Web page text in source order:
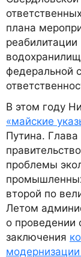
плана
реабилитации
федеральной
В этом году
«майские
Путина. Глава
проблемы
второй по
Летом
о проведении
заключения